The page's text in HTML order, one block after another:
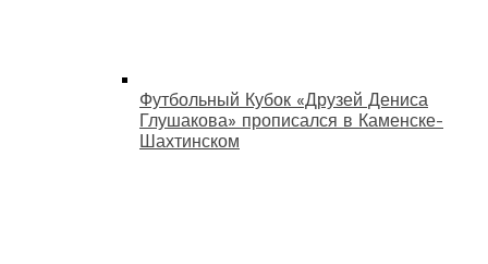
Футбольный Кубок «Друзей Дениса
Глушакова» прописался в Каменске-
Шахтинском